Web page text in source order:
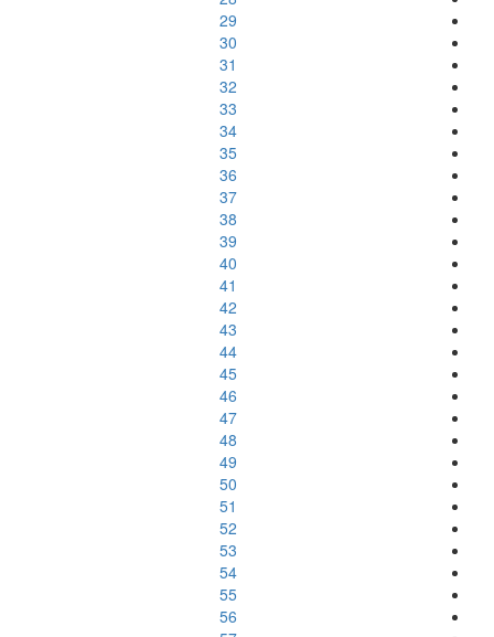
29
30
31
32
33
34
35
36
37
38
39
40
41
42
43
44
45
46
47
48
49
50
51
52
53
54
55
56